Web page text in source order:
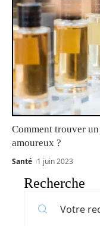
Comment trouver
amoureux ?
Santé 1 juin 2023
Recherche